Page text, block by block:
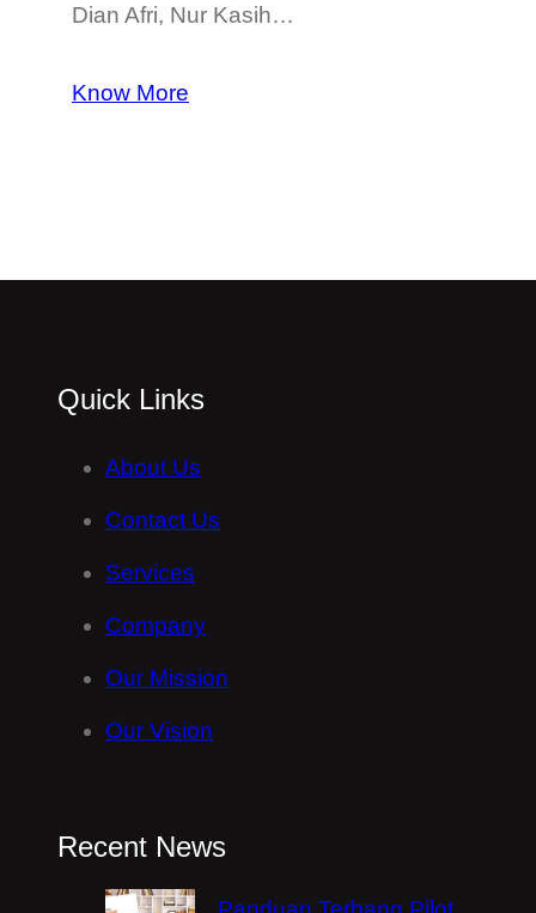
Dian Afri, Nur Kasih…
Know More
Quick Links
About Us
Contact Us
Services
Company
Our Mission
Our Vision
Recent News